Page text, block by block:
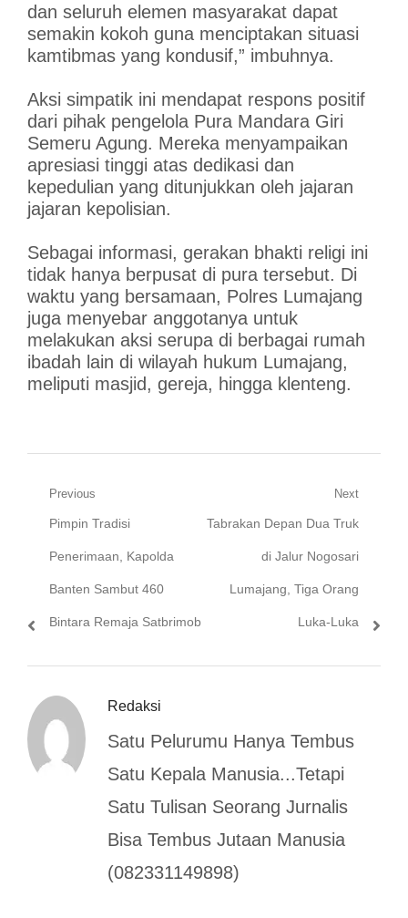
dan seluruh elemen masyarakat dapat
semakin kokoh guna menciptakan situasi
kamtibmas yang kondusif,” imbuhnya.
Aksi simpatik ini mendapat respons positif
dari pihak pengelola Pura Mandara Giri
Semeru Agung. Mereka menyampaikan
apresiasi tinggi atas dedikasi dan
kepedulian yang ditunjukkan oleh jajaran
jajaran kepolisian.
Sebagai informasi, gerakan bhakti religi ini
tidak hanya berpusat di pura tersebut. Di
waktu yang bersamaan, Polres Lumajang
juga menyebar anggotanya untuk
melakukan aksi serupa di berbagai rumah
ibadah lain di wilayah hukum Lumajang,
meliputi masjid, gereja, hingga klenteng.
Navigasi
pos
Previous
Previous
post:
Pimpin Tradisi
Penerimaan, Kapolda
Banten Sambut 460
Bintara Remaja Satbrimob
Next
Next
Tabrakan Depan Dua Truk
di Jalur Nogosari
Lumajang, Tiga Orang
Luka-Luka
Redaksi
Satu Pelurumu Hanya Tembus
Satu Kepala Manusia...Tetapi
Satu Tulisan Seorang Jurnalis
Bisa Tembus Jutaan Manusia
(082331149898)